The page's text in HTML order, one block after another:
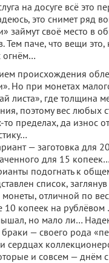
на досуге всё это
это снимет ряд
займут своё место в
Тем паче, что вещи
огнём…
происхождения
Но при монетах
листа», где толщина
поэтому вес любых
то пределах, да износ
— заготовка для
для 15
подогнать к
список,
отличной по
10 копеек на рублёвом
но мало ли…
— своего рода
сердцах
и совсем — днём